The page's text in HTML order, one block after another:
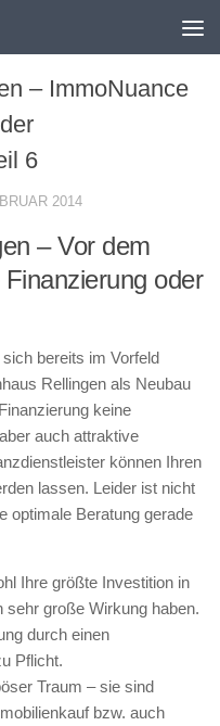
– ImmoNuance
6
2014
– Vor dem
oder
bereits im Vorfeld
Rellingen als Neubau
keine
auch attraktive
können Ihren
lassen. Leider ist nicht
optimale Beratung gerade
Ihre größte Investition in
sehr große Wirkung haben.
durch einen
Pflicht.
Traum – sie sind
bzw. auch